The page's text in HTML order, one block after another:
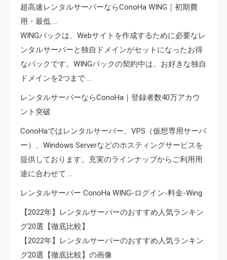
超高速レンタルサーバーならConoHa WING｜初期費
用・最低 …
WINGパックは、Webサイトを作成するために必要なレ
ンタルサーバーと独自ドメインがセットになったお得
なパックです。WINGパックの契約中は、お好きな独自
ドメインを2つまで …
レンタルサーバーならConoHa｜登録者数40万アカウ
ント突破
ConoHaではレンタルサーバー、VPS（仮想専用サーバ
ー）、Windows Serverなどのホスティングサービスを
提供しております。充実のラインナップからご利用用
途に合わせて …
レンタルサーバー ConoHa WING-ログイン-料金-Wing
【2022年】レンタルサーバーのおすすめ人気ランキン
グ20選【徹底比較】
【2022年】レンタルサーバーのおすすめ人気ランキン
グ20選【徹底比較】の画像